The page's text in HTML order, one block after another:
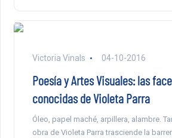
Victoria Vinals 04-10-2016
Poesía y Artes Visuales: las
conocidas de Violeta Parra
Óleo, papel maché, arpillera, alambre.
obra de Violeta Parra trasciende la